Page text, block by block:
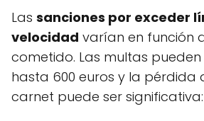
Las sanciones por exceder
velocidad varían en función
cometido. Las multas pueden
hasta 600 euros y la pérdida
carnet puede ser significativa: